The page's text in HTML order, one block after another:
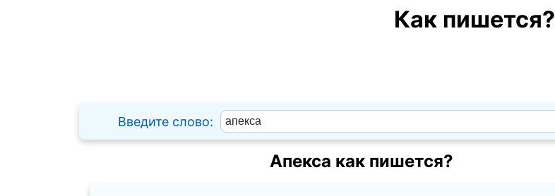
Как пишется?
Введите слово:
Апекса как пишется?